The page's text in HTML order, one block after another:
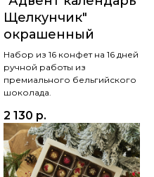
Щелкунчик"
окрашенный
Набор из 16 конфет на 16 дней
ручной работы из
премиального бельгийского
шоколада.
2 130 р.